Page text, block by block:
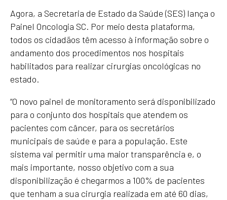
Agora, a Secretaria de Estado da Saúde (SES) lança o
Painel Oncologia SC. Por meio desta plataforma,
todos os cidadãos têm acesso à informação sobre o
andamento dos procedimentos nos hospitais
habilitados para realizar cirurgias oncológicas no
estado.
“O novo painel de monitoramento será disponibilizado
para o conjunto dos hospitais que atendem os
pacientes com câncer, para os secretários
municipais de saúde e para a população. Este
sistema vai permitir uma maior transparência e, o
mais importante, nosso objetivo com a sua
disponibilização é chegarmos a 100% de pacientes
que tenham a sua cirurgia realizada em até 60 dias,